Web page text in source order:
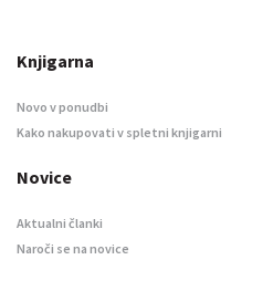
Knjigarna
Novo v ponudbi
Kako nakupovati v spletni knjigarni
Novice
Aktualni članki
Naroči se na novice